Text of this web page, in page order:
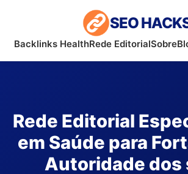
SEO
Backlinks HealthRede EditorialSobre
Rede Editorial
em Saúde para
Autoridade dos